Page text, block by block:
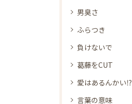
男臭さ
ふらつき
負けないで
葛藤をCUT
愛はあるんかい⁉
言葉の意味